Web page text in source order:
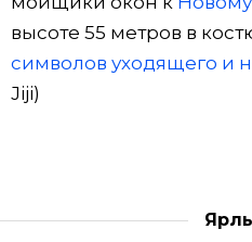
Жизнь
Технологии
От редакции
высоте 55 метров в
символов уходящего и
Jiji)